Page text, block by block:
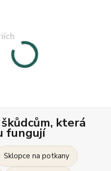
která
fungují
Sklopce na potkany